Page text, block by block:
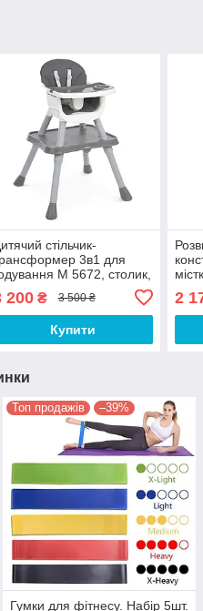
стільчик-
3в1 для
M 5672, столик,
200₴ 3 500 ₴
Купити
2
Топ продажів –39%
Гумки для фітнесу. Набір 5шт.